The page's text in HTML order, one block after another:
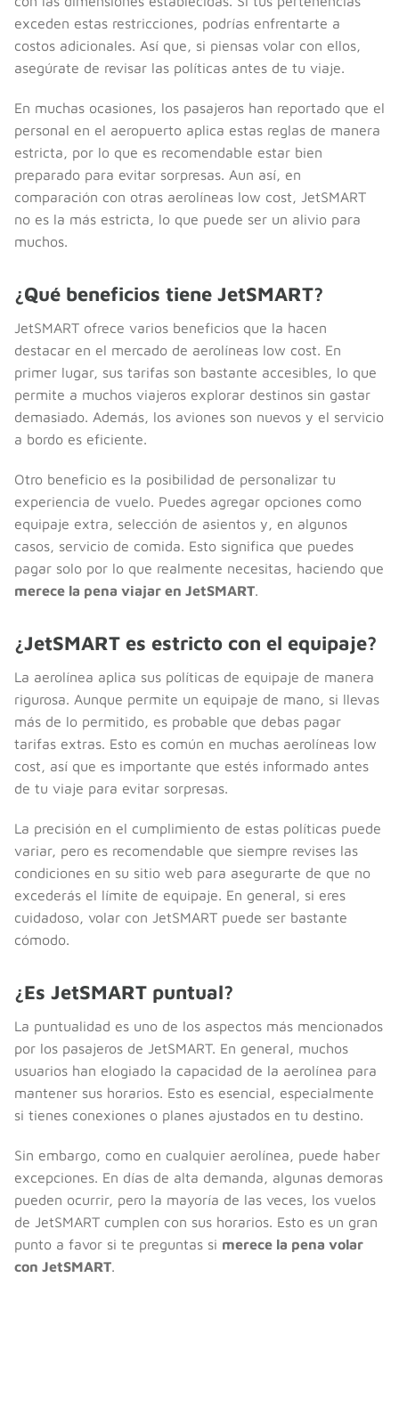
exceden estas restricciones, podrías enfrentarte a
costos adicionales. Así que, si piensas volar con ellos,
asegúrate de revisar las políticas antes de tu viaje.
En muchas ocasiones, los pasajeros han reportado que el
personal en el aeropuerto aplica estas reglas de manera
estricta, por lo que es recomendable estar bien
preparado para evitar sorpresas. Aun así, en
comparación con otras aerolíneas low cost, JetSMART
no es la más estricta, lo que puede ser un alivio para
muchos.
¿Qué beneficios tiene JetSMART?
JetSMART ofrece varios beneficios que la hacen
destacar en el mercado de aerolíneas low cost. En
primer lugar, sus tarifas son bastante accesibles, lo que
permite a muchos viajeros explorar destinos sin gastar
demasiado. Además, los aviones son nuevos y el servicio
a bordo es eficiente.
Otro beneficio es la posibilidad de personalizar tu
experiencia de vuelo. Puedes agregar opciones como
equipaje extra, selección de asientos y, en algunos
casos, servicio de comida. Esto significa que puedes
pagar solo por lo que realmente necesitas, haciendo que
merece la pena viajar en JetSMART.
¿JetSMART es estricto con el equipaje?
La aerolínea aplica sus políticas de equipaje de manera
rigurosa. Aunque permite un equipaje de mano, si llevas
más de lo permitido, es probable que debas pagar
tarifas extras. Esto es común en muchas aerolíneas low
cost, así que es importante que estés informado antes
de tu viaje para evitar sorpresas.
La precisión en el cumplimiento de estas políticas puede
variar, pero es recomendable que siempre revises las
condiciones en su sitio web para asegurarte de que no
excederás el límite de equipaje. En general, si eres
cuidadoso, volar con JetSMART puede ser bastante
cómodo.
¿Es JetSMART puntual?
La puntualidad es uno de los aspectos más mencionados
por los pasajeros de JetSMART. En general, muchos
usuarios han elogiado la capacidad de la aerolínea para
mantener sus horarios. Esto es esencial, especialmente
si tienes conexiones o planes ajustados en tu destino.
Sin embargo, como en cualquier aerolínea, puede haber
excepciones. En días de alta demanda, algunas demoras
pueden ocurrir, pero la mayoría de las veces, los vuelos
de JetSMART cumplen con sus horarios. Esto es un gran
punto a favor si te preguntas si merece la pena volar
con JetSMART.